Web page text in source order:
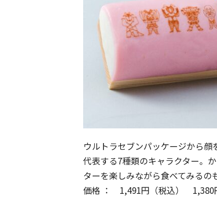
ウルトラセブンパッケージから
代表する7種類のキャラクター。
ターを楽しみながら食べてみるの
価格 ： 1,491円（税込） 1,380